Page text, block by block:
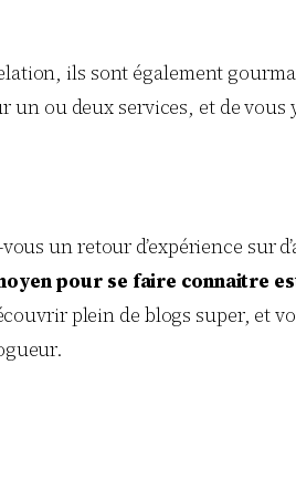
ils sont également
un ou deux services, et de vous
un retour d’expérience sur
pour se faire connaitre
plein de blogs super, et